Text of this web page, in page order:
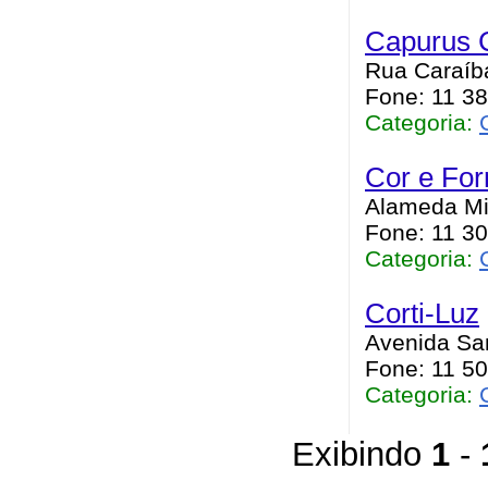
Capurus
Rua
Fone: 11
Categoria:
Cor e
Alameda
Fone: 11
Categoria:
Corti-Luz
Avenida
Fone: 11
Categoria:
Exibindo 1-